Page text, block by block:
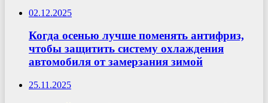
02.12.2025
Когда осенью лучше поменять антифриз,
чтобы защитить систему охлаждения
автомобиля от замерзания зимой
25.11.2025